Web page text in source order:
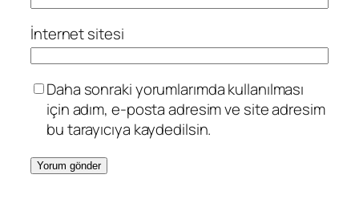
İnternet sitesi
Daha sonraki yorumlarımda kullanılması
için adım, e-posta adresim ve site adresim
bu tarayıcıya kaydedilsin.